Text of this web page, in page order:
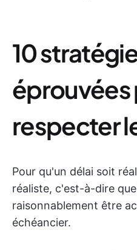
10
éprouvées
respecter
Pour qu'un délai soit
réaliste, c'est-à-dire
raisonnablement être
échéancier.